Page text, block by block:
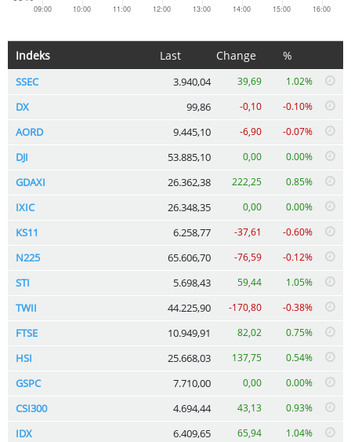
Indeks Last Change %
SSEC 3.940,04 39,69 1.02%
DX 99,86 -0,10 -0.10%
AORD 9.445,10 -6,90 -0.07%
DJI 53.885,10 0,00 0.00%
GDAXI 26.362,38 222,25 0.85%
IXIC 26.348,35 0,00 0.00%
KS11 6.258,77 -37,61 -0.60%
N225 65.606,70 -76,59 -0.12%
STI 5.698,43 59,44 1.05%
TWII 44.225,90 -170,80 -0.38%
FTSE 10.949,91 82,02 0.75%
HSI 25.668,03 137,75 0.54%
GSPC 7.710,00 0,00 0.00%
CSI300 4.694,44 43,13 0.93%
IDX 6.409,65 65,94 1.04%